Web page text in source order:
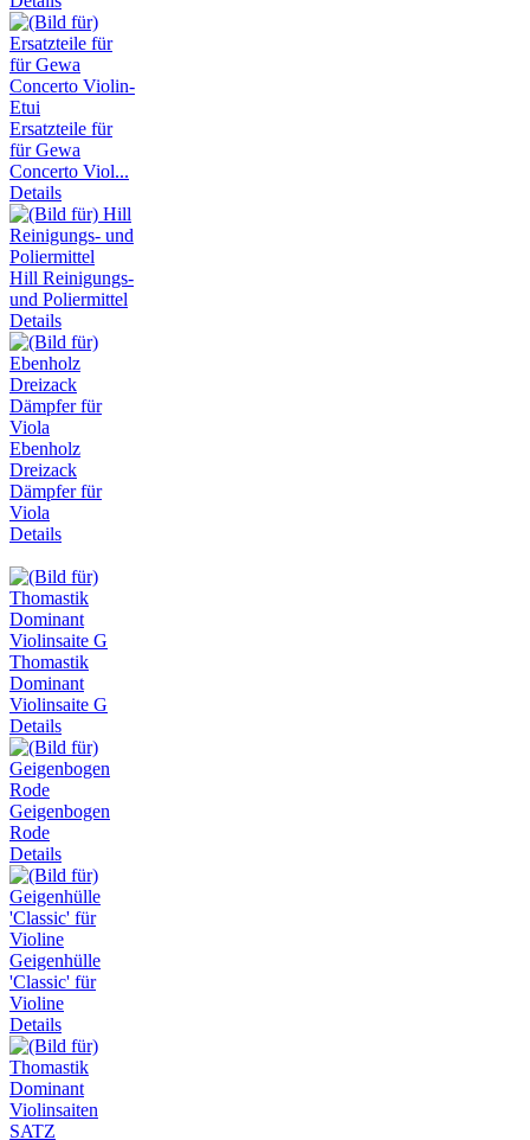
Ersatzteile für
für Gewa
Concerto Viol...
Details
Hill Reinigungs-
und Poliermittel
Details
Ebenholz
Dreizack
Dämpfer für
Viola
Details
Thomastik
Dominant
Violinsaite G
Details
Geigenbogen
Rode
Details
Geigenhülle
'Classic' für
Violine
Details